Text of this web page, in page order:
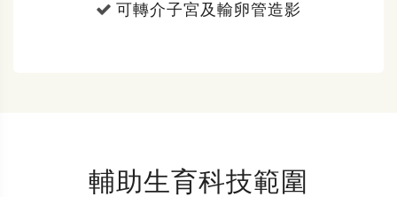
可轉介子宮及輸卵管造影
輔助生育科技範圍